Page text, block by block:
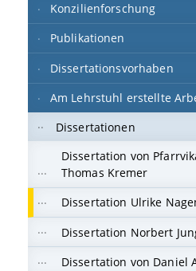
Konzilienforschung
Publikationen
Dissertationsvorhaben
Am Lehrstuhl erstellte
Dissertationen
Dissertation von
Thomas Kremer
Dissertation Ulrike
Dissertation Norbert
Dissertation von Daniel